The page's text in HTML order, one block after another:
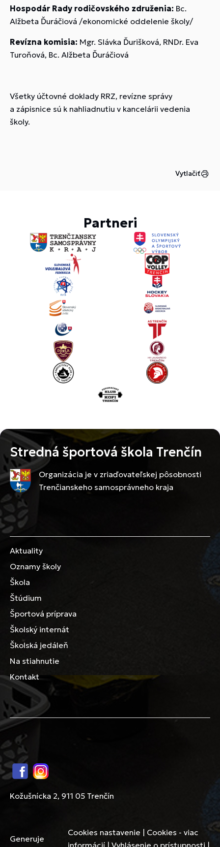
Hospodár Rady rodičovského združenia: Bc.
Alžbeta Ďuráčiová /ekonomické oddelenie školy/
Revízna komisia: Mgr. Slávka Ďurišková, RNDr. Eva
Turoňová, Bc. Alžbeta Ďuráčiová
Všetky účtovné doklady RRZ, revízne správy
a zápisnice sú k nahliadnutiu v kancelárii vedenia
školy.
Vytlačiť
Partneri
Stredná športová škola Trenčín
Organizácia je v zriaďovateľskej pôsobnosti
Trenčianskeho samosprávneho kraja
Aktuality
Oznamy školy
Škola
Štúdium
Športová príprava
Školský internát
Školská jedáleň
Na stiahnutie
Kontakt
FacebookInstagram
Kožušnícka 2, 911 05 Trenčín
Generuje
Cookies nastavenie | Cookies - viac
informácií | Vyhlásenie o prístupnosti |